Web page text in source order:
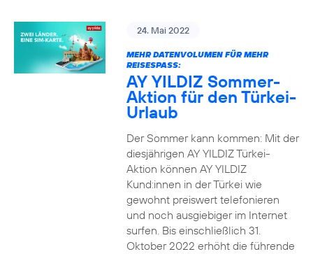
24. Mai 2022
MEHR DATENVOLUMEN FÜR MEHR
REISESPASS:
AY YILDIZ Sommer-
Aktion für den Türkei-
Urlaub
Der Sommer kann kommen: Mit der
diesjährigen AY YILDIZ Türkei-
Aktion können AY YILDIZ
Kund:innen in der Türkei wie
gewohnt preiswert telefonieren
und noch ausgiebiger im Internet
surfen. Bis einschließlich 31.
Oktober 2022 erhöht die führende